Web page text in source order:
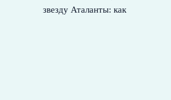
звезду Аталанты: как